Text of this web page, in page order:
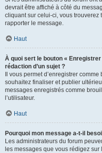
devrait être affiché à côté du
cliquant sur celui-ci, vous trouverez
rapporter le message.
Haut
À quoi sert le bouton «
rédaction d’un sujet ?
Il vous permet d’enregistrer
souhaitez finaliser et publier
messages enregistrés comme
l’utilisateur.
Haut
Pourquoi mon message a-t-il
Les administrateurs du forum
les messages que vous rédigez